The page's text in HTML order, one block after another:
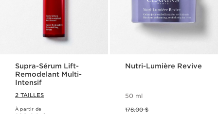
Supra-Sérum Lift-
Remodelant Multi-
Intensif
2 TAILLES
À partir de
Nouveau prix 162.00 $
Nutri-Lumière Revive
50 ml
178.00 $